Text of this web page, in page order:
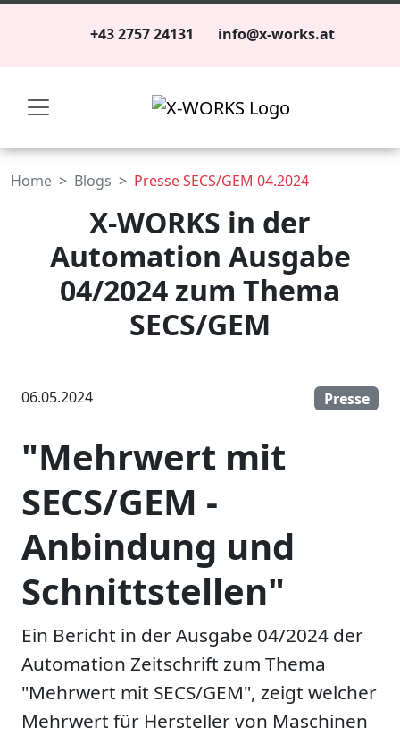
+43 2757 24131 info@x-works.at
Home Blogs Presse SECS/GEM 04.2024
X-WORKS in der
Automation Ausgabe
04/2024 zum Thema
SECS/GEM
06.05.2024 Presse
"Mehrwert mit
SECS/GEM -
Anbindung und
Schnittstellen"
Ein Bericht in der Ausgabe 04/2024 der
Automation Zeitschrift zum Thema
"Mehrwert mit SECS/GEM", zeigt welcher
Mehrwert für Hersteller von Maschinen